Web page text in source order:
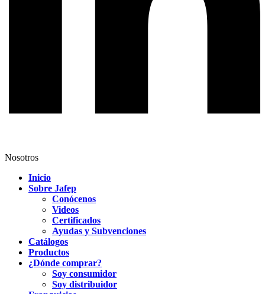
Nosotros
Inicio
Sobre Jafep
Conócenos
Videos
Certificados
Ayudas y Subvenciones
Catálogos
Productos
¿Dónde comprar?
Soy consumidor
Soy distribuidor